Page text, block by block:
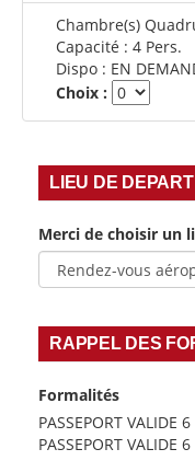
Chambre(s)
Capacité : 4 Pers.
Dispo : EN
Choix :
LIEU DE DEPART
Merci de choisir un
RAPPEL DES
Formalités
PASSEPORT VALIDE
PASSEPORT VALIDE